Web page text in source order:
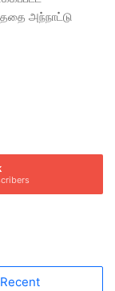
அந்நாட்டு
Recent